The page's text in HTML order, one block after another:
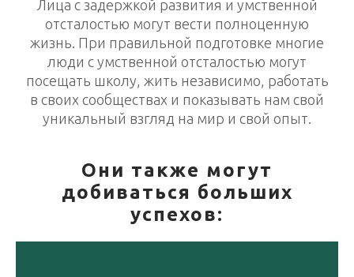
Лица с задержкой развития и умственной
отсталостью могут вести полноценную
жизнь. При правильной подготовке многие
люди с умственной отсталостью могут
посещать школу, жить независимо, работать
в своих сообществах и показывать нам свой
уникальный взгляд на мир и свой опыт.
Они также могут
добиваться больших
успехов: